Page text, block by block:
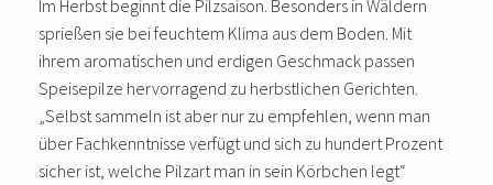
Im Herbst beginnt die Pilzsaison. Besonders in Wäldern
sprießen sie bei feuchtem Klima aus dem Boden. Mit
ihrem aromatischen und erdigen Geschmack passen
Speisepilze hervorragend zu herbstlichen Gerichten.
„Selbst sammeln ist aber nur zu empfehlen, wenn man
über Fachkenntnisse verfügt und sich zu hundert Prozent
sicher ist, welche Pilzart man in sein Körbchen legt“